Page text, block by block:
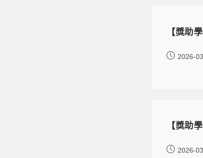
【獎助
2026-
【獎助
2026-